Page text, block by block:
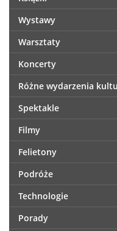
Wystawy
Warsztaty
Koncerty
Różne wydarzenia
Spektakle
Filmy
Felietony
Podróże
Technologie
Porady